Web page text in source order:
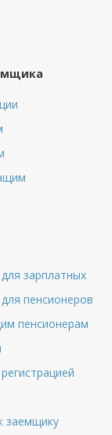
зарплатных
пенсионеров
пенсионерам
заемщику